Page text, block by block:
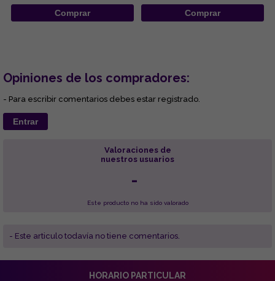
Comprar Comprar
Opiniones de los compradores:
- Para escribir comentarios debes estar registrado.
Entrar
Valoraciones de
nuestros usuarios
-
Este producto no ha sido valorado
- Este articulo todavía no tiene comentarios.
HORARIO PARTICULAR